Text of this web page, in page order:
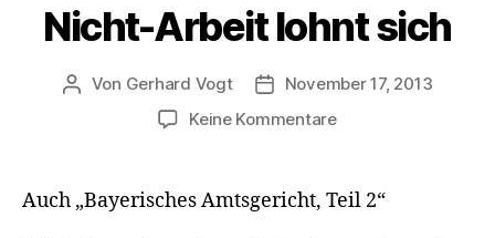
Nicht-Arbeit lohnt sich
Beitragsautor
Von Gerhard Vogt Veröffentlichungsdatum
November 17, 2013
Keine Kommentarezu
lohnt
Auch „Bayerisches Amtsgericht, Teil 2“